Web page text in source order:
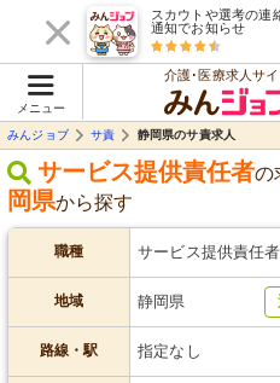
スカウトや選考の連
通知でお知らせ
メニュー
介護･医療求人サイ
みんジョブ
サ責 静岡県のサ責求人
サービス提供責任者の
岡県から探す
職種 サービス提供責任者
地域 静岡県
路線・駅 指定なし